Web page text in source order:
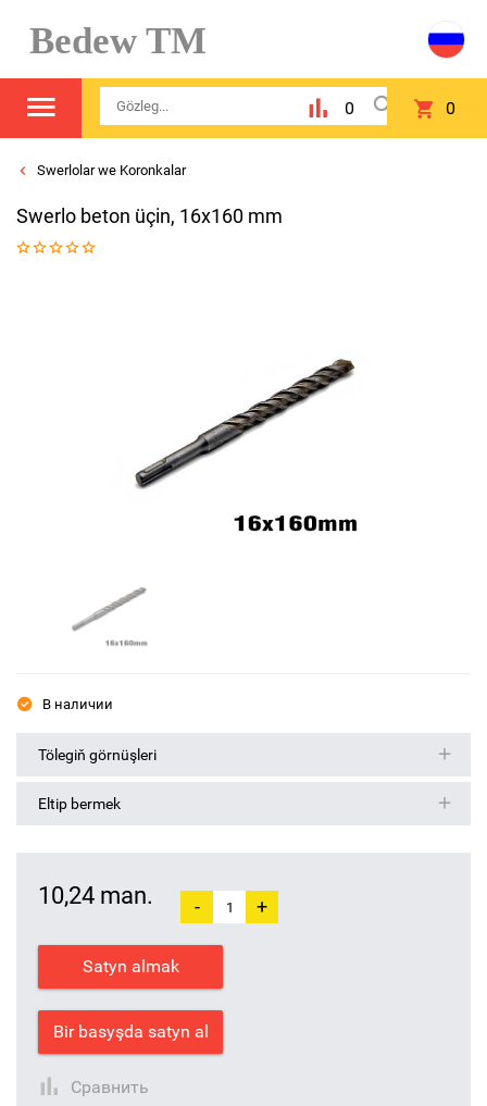
Bedew TM
0 0
Swerlolar we Koronkalar
Swerlo beton üçin, 16х160 mm
В наличии
Tölegiň görnüşleri
Eltip bermek
10,24 man. - +
Satyn almak
Bir basyşda satyn al
Сравнить